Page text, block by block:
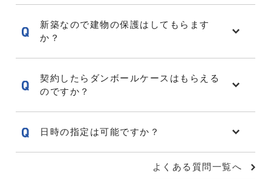
新築なので建物の保護はしてもらます
か？
契約したらダンボールケースはもらえる
のですか？
日時の指定は可能ですか？
よくある質問一覧へ